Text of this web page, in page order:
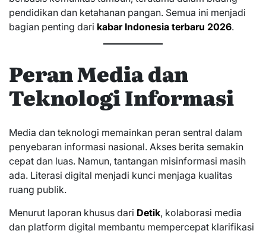
pendidikan dan ketahanan pangan. Semua ini menjadi
bagian penting dari kabar Indonesia terbaru 2026.
Peran Media dan
Teknologi Informasi
Media dan teknologi memainkan peran sentral dalam
penyebaran informasi nasional. Akses berita semakin
cepat dan luas. Namun, tantangan misinformasi masih
ada. Literasi digital menjadi kunci menjaga kualitas
ruang publik.
Menurut laporan khusus dari Detik, kolaborasi media
dan platform digital membantu mempercepat klarifikasi